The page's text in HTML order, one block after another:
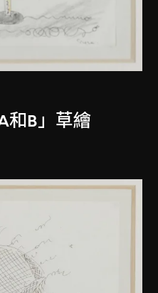
和B」草繪